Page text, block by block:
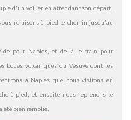
d’un voilier en attendant son départ,
refaisons à pied le chemin jusqu’au
pour Naples, et de là le train pour
boues volcaniques du Vésuve dont les
à Naples que nous visitons en
à pied, et ensuite nous reprenons le
été bien remplie.